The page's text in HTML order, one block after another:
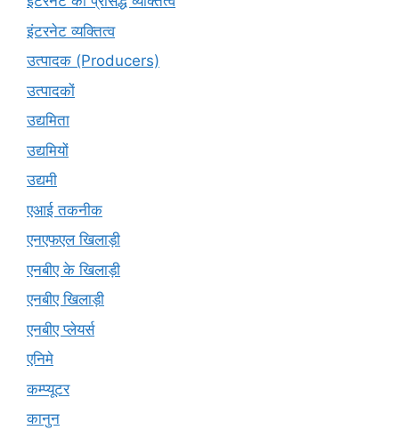
इंटरनेट व्यक्तित्व
उत्पादक (Producers)
उत्पादकों
उद्यमिता
उद्यमियों
उद्यमी
एआई तकनीक
एनएफएल खिलाड़ी
एनबीए के खिलाड़ी
एनबीए खिलाड़ी
एनबीए प्लेयर्स
एनिमे
कम्प्यूटर
कानुन